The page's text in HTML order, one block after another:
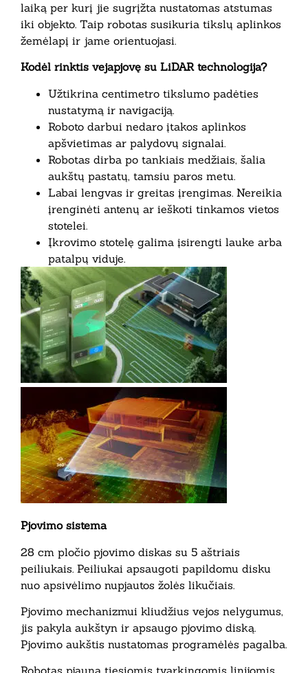
laiką per kurį jie sugrįžta nustatomas atstumas
iki objekto. Taip robotas susikuria tikslų aplinkos
žemėlapį ir jame orientuojasi.
Kodėl rinktis vejapjovę su LiDAR technologija?
Užtikrina centimetro tikslumo padėties
nustatymą ir navigaciją.
Roboto darbui nedaro įtakos aplinkos
apšvietimas ar palydovų signalai.
Robotas dirba po tankiais medžiais, šalia
aukštų pastatų, tamsiu paros metu.
Labai lengvas ir greitas įrengimas. Nereikia
įrenginėti antenų ar ieškoti tinkamos vietos
stotelei.
Įkrovimo stotelę galima įsirengti lauke arba
patalpų viduje.
Pjovimo sistema
28 cm pločio pjovimo diskas su 5 aštriais
peiliukais. Peiliukai apsaugoti papildomu disku
nuo apsivėlimo nupjautos žolės likučiais.
Pjovimo mechanizmui kliudžius vejos nelygumus,
jis pakyla aukštyn ir apsaugo pjovimo diską.
Pjovimo aukštis nustatomas programėlės pagalba.